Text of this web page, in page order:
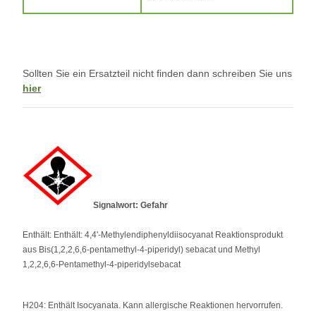
Sollten Sie ein Ersatzteil nicht finden dann schreiben Sie uns
hier
Signalwort: Gefahr
Enthält: Enthält: 4,4'-Methylendiphenyldiisocyanat Reaktionsprodukt
aus Bis(1,2,2,6,6-pentamethyl-4-piperidyl) sebacat und Methyl
1,2,2,6,6-Pentamethyl-4-piperidylsebacat
H204: Enthält Isocyanata. Kann allergische Reaktionen hervorrufen.